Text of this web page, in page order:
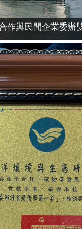
作與民間企業委辦